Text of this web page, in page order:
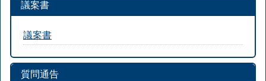
議案書
議案書
質問通告